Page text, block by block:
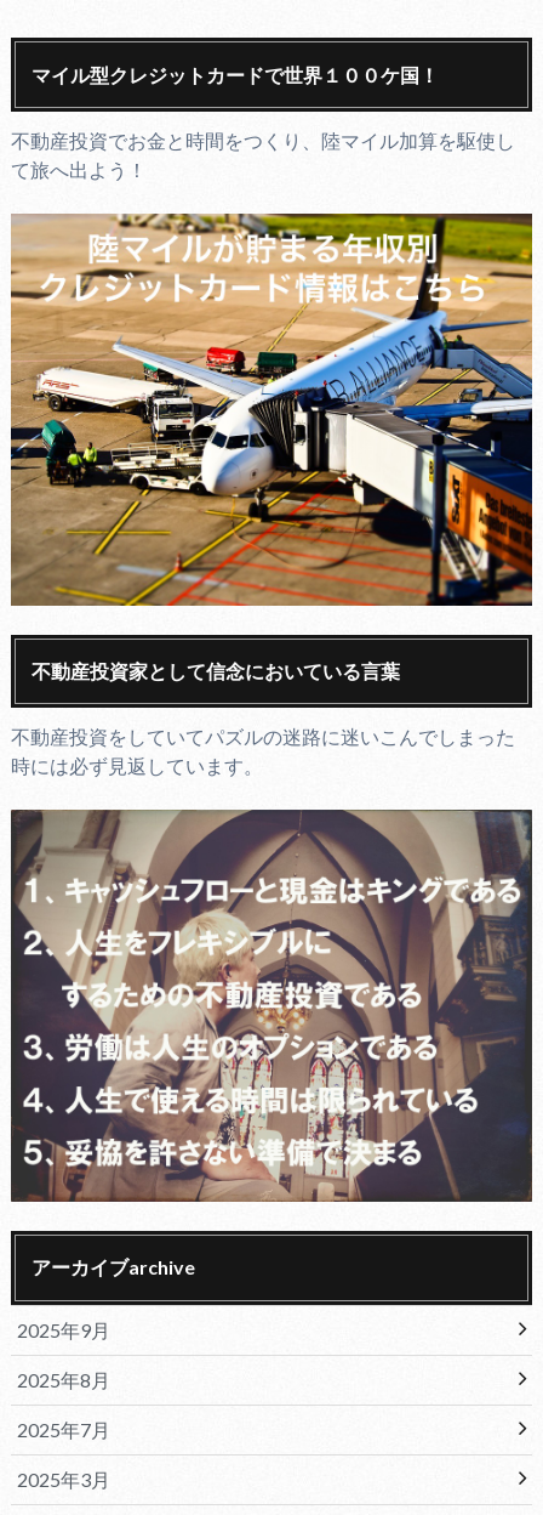
マイル型クレジットカードで世界１００ケ国！
不動産投資でお金と時間をつくり、陸マイル加算を駆使し
て旅へ出よう！
不動産投資家として信念においている言葉
不動産投資をしていてパズルの迷路に迷いこんでしまった
時には必ず見返しています。
アーカイブarchive
2025年9月
2025年8月
2025年7月
2025年3月